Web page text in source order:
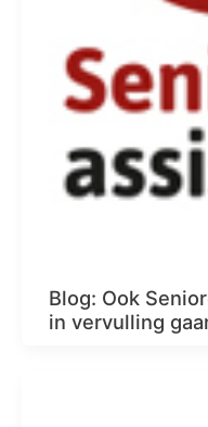
Blog: Ook
in vervulling